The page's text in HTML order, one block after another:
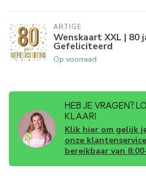
ARTIGE
Wenskaart XXL | 80
Gefeliciteerd
Op voorraad
HEB JE VRAGEN?
KLAAR!
Klik hier om gelijk
onze
bereikbaar van